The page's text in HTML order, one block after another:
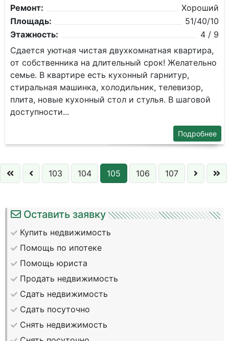
Ремонт:
Хороший
Площадь:
51/40/10
Этажность:
4 / 9
Сдается уютная чистая двухкомнатная квартира,
от собственника на длительный срок! Желательно
семье. В квартире есть кухонный гарнитур,
стиральная машинка, холодильник, телевизор,
плита, новые кухонный стол и стулья. В шаговой
доступности...
Подробнее
103 104 105 106 107
Оставить заявку
Купить недвижимость
Помощь по ипотеке
Помощь юриста
Продать недвижимость
Сдать недвижимость
Сдать посуточно
Снять недвижимость